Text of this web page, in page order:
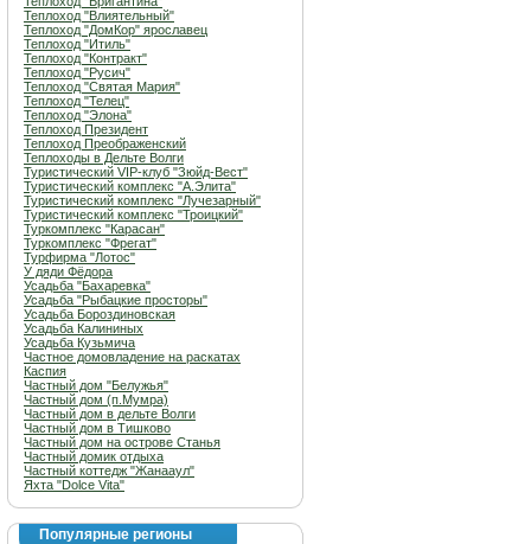
Теплоход "Влиятельный"
Теплоход "ДомКор" ярославец
Теплоход "Итиль"
Теплоход "Контракт"
Теплоход "Русич"
Теплоход "Святая Мария"
Теплоход "Телец"
Теплоход "Элона"
Теплоход Президент
Теплоход Преображенский
Теплоходы в Дельте Волги
Туристический VIP-клуб "Зюйд-Вест"
Туристический комплекс "А.Элита"
Туристический комплекс "Лучезарный"
Туристический комплекс "Троицкий"
Туркомплекс "Карасан"
Туркомплекс "Фрегат"
Турфирма "Лотос"
У дяди Фёдора
Усадьба "Бахаревка"
Усадьба "Рыбацкие просторы"
Усадьба Бороздиновская
Усадьба Калининых
Усадьба Кузьмича
Частное домовладение на раскатах
Каспия
Частный дом "Белужья"
Частный дом (п.Мумра)
Частный дом в дельте Волги
Частный дом в Тишково
Частный дом на острове Станья
Частный домик отдыха
Частный коттедж "Жанааул"
Яхта "Dolce Vita"
Популярные регионы